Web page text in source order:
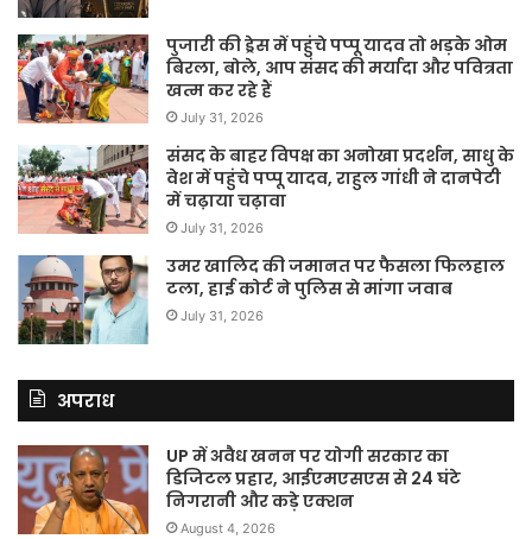
पुजारी की ड्रेस में पहुंचे पप्पू यादव तो भड़के ओम
बिरला, बोले, आप संसद की मर्यादा और पवित्रता
खत्म कर रहे हैं
July 31, 2026
संसद के बाहर विपक्ष का अनोखा प्रदर्शन, साधु के
वेश में पहुंचे पप्पू यादव, राहुल गांधी ने दानपेटी
में चढ़ाया चढ़ावा
July 31, 2026
उमर खालिद की जमानत पर फैसला फिलहाल
टला, हाई कोर्ट ने पुलिस से मांगा जवाब
July 31, 2026
अपराध
UP में अवैध खनन पर योगी सरकार का
डिजिटल प्रहार, आईएमएसएस से 24 घंटे
निगरानी और कड़े एक्शन
August 4, 2026